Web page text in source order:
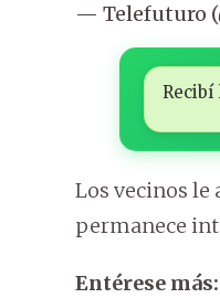
— Telefuturo
Recibí
Los vecinos le
permanece
Entérese más: